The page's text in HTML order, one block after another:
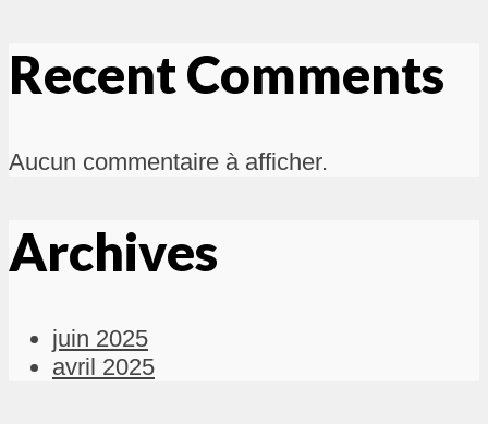
Recent Comments
Aucun commentaire à afficher.
Archives
juin 2025
avril 2025